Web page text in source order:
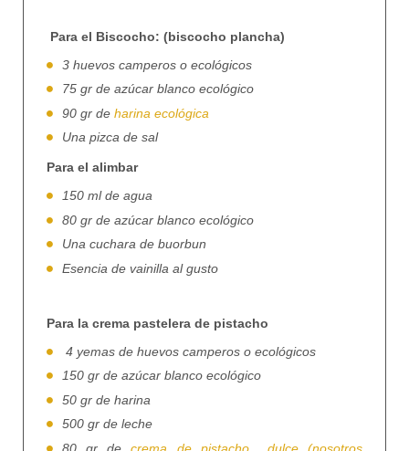
Para el Biscocho: (biscocho plancha)
3 huevos camperos o ecológicos
75 gr de azúcar blanco ecológico
90 gr de harina ecológica
Una pizca de sal
Para el alimbar
150 ml de agua
80 gr de azúcar blanco ecológico
Una cuchara de buorbun
Esencia de vainilla al gusto
Para la crema pastelera de pistacho
4 yemas de huevos camperos o ecológicos
150 gr de azúcar blanco ecológico
50 gr de harina
500 gr de leche
80 gr decrema de pistacho dulce (nosotros